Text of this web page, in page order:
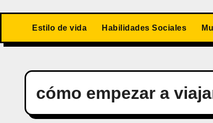
Estilo de vida Habilidades Sociales
cómo empezar a